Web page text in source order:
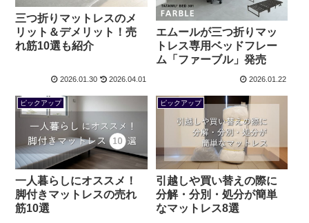
三つ折りマットレスのメ
リット＆デメリット！売
れ筋10選も紹介
2026.01.30 2026.04.01
エムールが三つ折りマッ
トレス専用ベッドフレー
ム「ファーブル」発売
2026.01.22
ピックアップ
一人暮らしにオススメ！
脚付きマットレスの売れ
筋10選
ピックアップ
引越しや買い替えの際に
分解・分別・処分が簡単
なマットレス8選